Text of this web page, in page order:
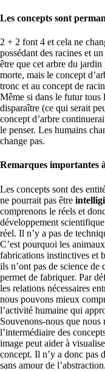
Les concepts sont
2 + 2 font 4 et cela ne
possédant des racines et
être que cet arbre du
morte, mais le concept
tronc et au concept de
Même si dans le futur tous
disparaître (ce qui serait
concept d’arbre
le penser. Les humains
change pas.
Remarques importantes
Les concepts sont des
ne pourrait pas être
comprenons le réels et
développement
réel. Il n’y a pas de
C’est pourquoi les
fabrications instinctives et
ils n’ont pas de science de
permet de fabriquer. Par
les relations nécessaires
nous pouvons mieux
l’activité humaine qui
Souvenons-nous que nous
l’intermédiaire des
image peut aider à
concept. Il n’y a donc pas
sans amour de l’abstraction.